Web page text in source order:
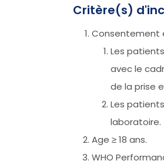
Critère(s)
Consentement
Les
avec le
de la prise
Les
laboratoire.
Age ≥ 18 ans.
WHO